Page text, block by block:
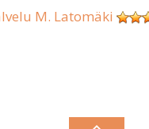
M. Latomäki